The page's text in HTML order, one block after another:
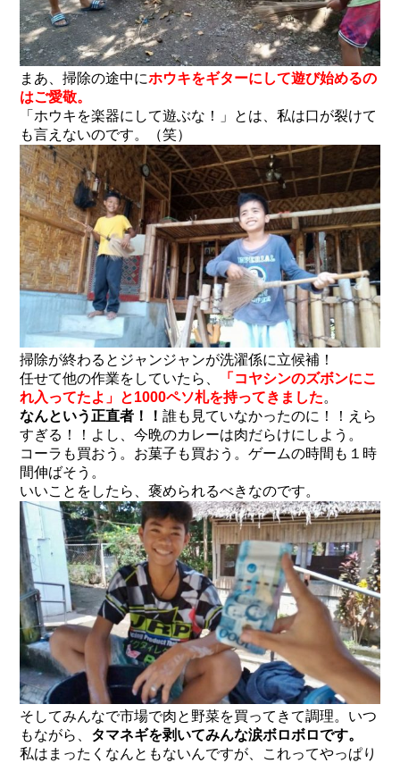
まあ、掃除の途中にホウキをギターにして遊び始めるの
はご愛敬。
「ホウキを楽器にして遊ぶな！」とは、私は口が裂けて
も言えないのです。（笑）
掃除が終わるとジャンジャンが洗濯係に立候補！
任せて他の作業をしていたら、
「コヤシンのズボンにこ
れ入ってたよ」と1000ペソ札を持ってきました。
なんという正直者！！誰も見ていなかったのに！！えら
すぎる！！よし、今晩のカレーは肉だらけにしよう。
コーラも買おう。お菓子も買おう。ゲームの時間も１時
間伸ばそう。
いいことをしたら、褒められるべきなのです。
そしてみんなで市場で肉と野菜を買ってきて調理。いつ
もながら、 タマネギを剥いてみんな涙ボロボロです。
私はまったくなんともないんですが、これってやっぱり